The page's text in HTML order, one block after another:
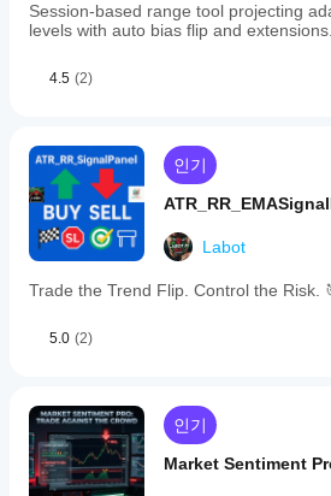
Session-based range tool projecting
levels with auto bias flip and extensions.
4.5 (2)
인기
Labot
Trade the Trend Flip. Control the Risk.
5.0 (2)
인기
Market Sentiment